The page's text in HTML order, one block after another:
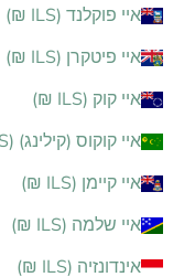
איי פוקלנד (ILS ₪)
איי פיטקרן (ILS ₪)
איי קוק (ILS ₪)
איי קוקוס (קילינג) (ILS ₪)
איי קיימן (ILS ₪)
איי שלמה (ILS ₪)
אינדונזיה (ILS ₪)